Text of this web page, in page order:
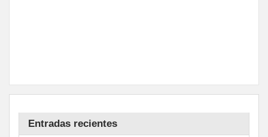
Entradas recientes